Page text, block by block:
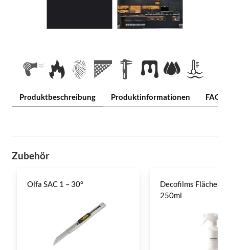
Produktbeschreibung Produktinformationen FAQ
Zubehör
Olfa SAC 1 – 30°
Decofilms
250ml